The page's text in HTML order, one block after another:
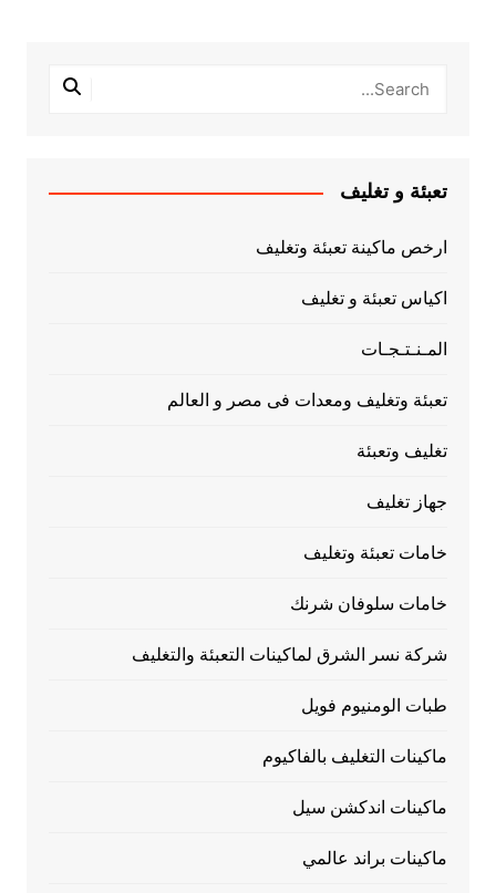
تعبئة و تغليف
ارخص ماكينة تعبئة وتغليف
اكياس تعبئة و تغليف
المـنـتـجـات
تعبئة وتغليف ومعدات فى مصر و العالم
تغليف وتعبئة
جهاز تغليف
خامات تعبئة وتغليف
خامات سلوفان شرنك
شركة نسر الشرق لماكينات التعبئة والتغليف
طبات الومنيوم فويل
ماكينات التغليف بالفاكيوم
ماكينات اندكشن سيل
ماكينات براند عالمي